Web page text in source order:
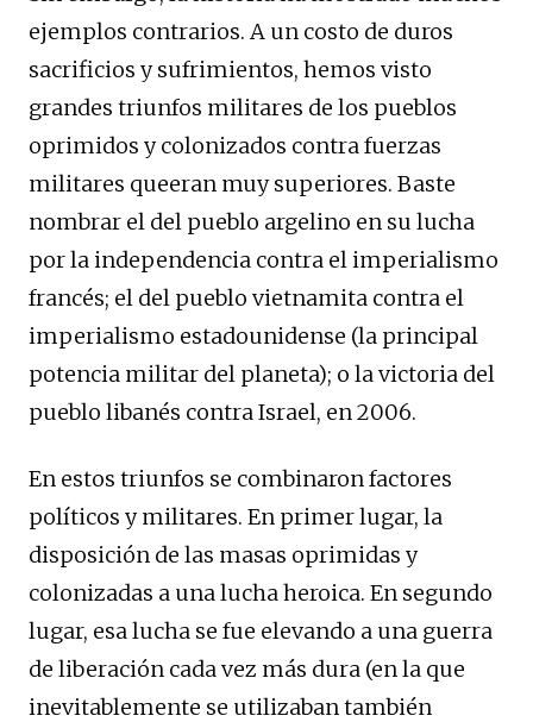
ejemplos contrarios. A un costo de duros
sacrificios y sufrimientos, hemos visto
grandes triunfos militares de los pueblos
oprimidos y colonizados contra fuerzas
militares queeran muy superiores. Baste
nombrar el del pueblo argelino en su lucha
por la independencia contra el imperialismo
francés; el del pueblo vietnamita contra el
imperialismo estadounidense (la principal
potencia militar del planeta); o la victoria del
pueblo libanés contra Israel, en 2006.
En estos triunfos se combinaron factores
políticos y militares. En primer lugar, la
disposición de las masas oprimidas y
colonizadas a una lucha heroica. En segundo
lugar, esa lucha se fue elevando a una guerra
de liberación cada vez más dura (en la que
inevitablemente se utilizaban también